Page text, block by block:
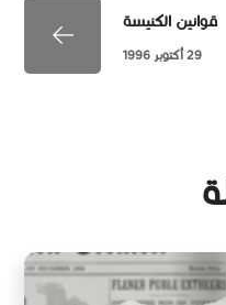
قوانين الكنيسة
29 أكتوبر 1996